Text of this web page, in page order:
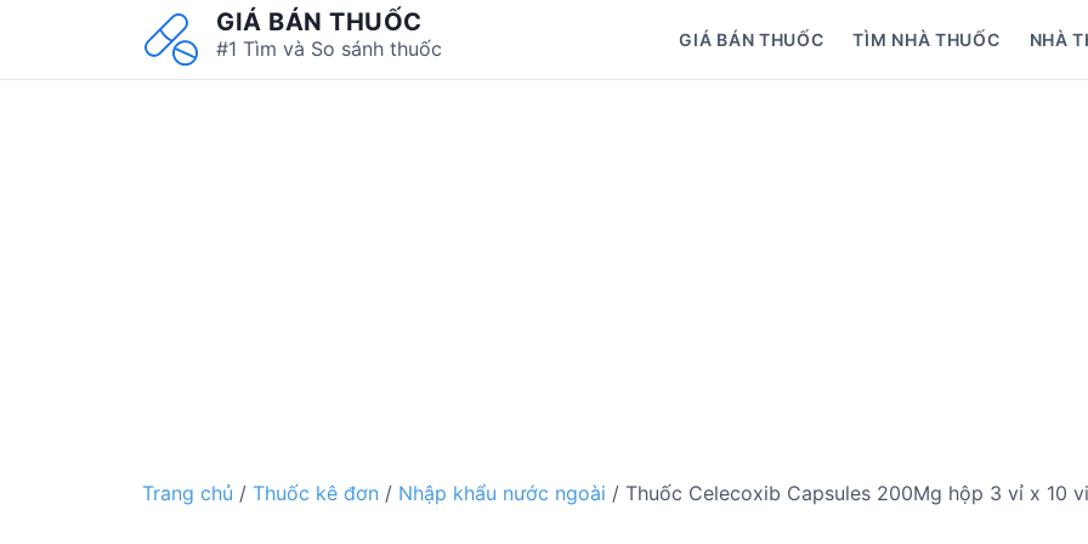
GIÁ BÁN THUỐC
#1 Tìm và So sánh thuốc GIÁ BÁN THUỐC TÌM NHÀ THUỐC NHÀ
Trang chủ / Thuốc kê đơn / Nhập khẩu nước ngoài / Thuốc Celecoxib Capsules 200Mg hộp 3 vỉ x 10